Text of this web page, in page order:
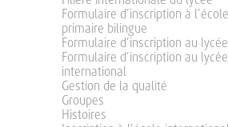
Formulaire d’inscription à l’école
primaire bilingue
Formulaire d’inscription au lycée
Formulaire d’inscription au lycée
international
Gestion de la qualité
Groupes
Histoires